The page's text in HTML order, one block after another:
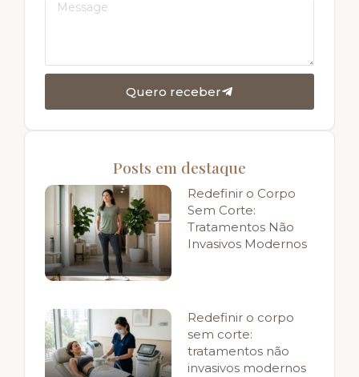
Quero receber
Posts em destaque
Redefinir o Corpo
Sem Corte:
Tratamentos Não
Invasivos Modernos
Redefinir o corpo
sem corte:
tratamentos não
invasivos modernos